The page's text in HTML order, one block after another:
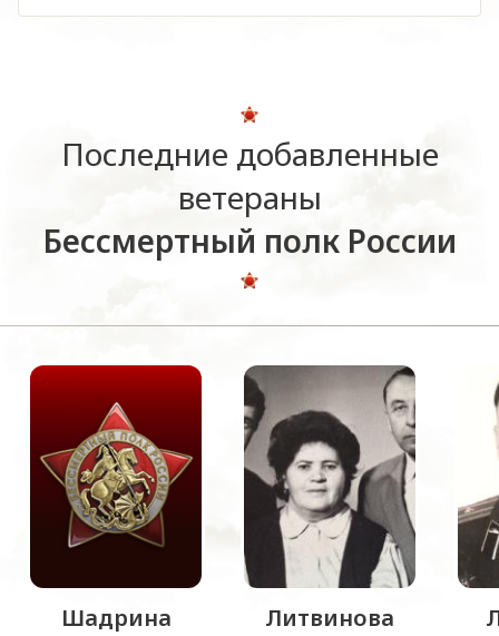
Последние добавленные
ветераны
Бессмертный полк России
Шадрина Литвинова